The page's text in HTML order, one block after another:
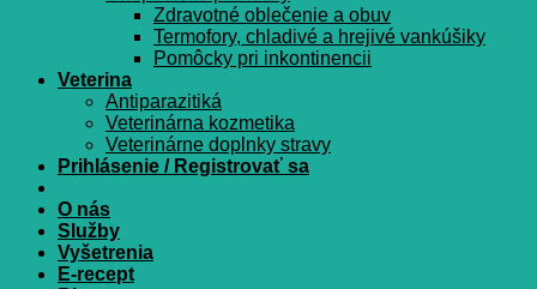
Zdravotné oblečenie a obuv
Termofory, chladivé a hrejivé vankúšiky
Pomôcky pri inkontinencii
Veterina
Antiparazitiká
Veterinárna kozmetika
Veterinárne doplnky stravy
Prihlásenie / Registrovať sa
O nás
Služby
Vyšetrenia
E-recept